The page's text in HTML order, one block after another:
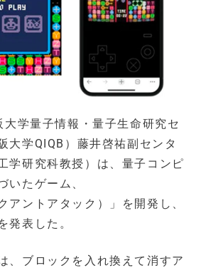
学量子情報・量子生命研究セ
大学QIQB）藤井啓祐副センタ
学研究科教授）は、量子コンピ
いたゲーム、
アントアタック）」を開発し、
発表した。
、ブロックを入れ換えて消すア